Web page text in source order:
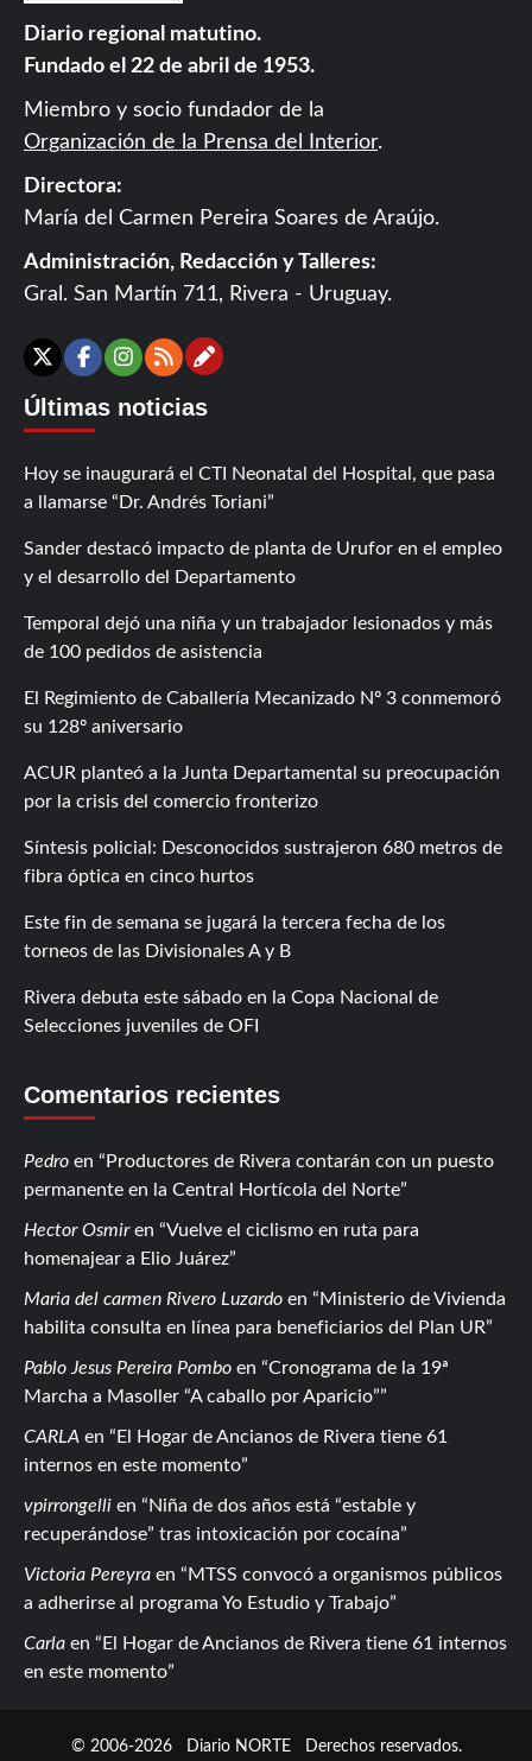
Diario regional matutino.
Fundado el 22 de abril de 1953.
Miembro y socio fundador de la
Organización de la Prensa del Interior.
Directora:
María del Carmen Pereira Soares de Araújo.
Administración, Redacción y Talleres:
Gral. San Martín 711, Rivera - Uruguay.
X Facebook
Instagram
RSSContáctanos
Últimas noticias
Hoy se inaugurará el CTI Neonatal del Hospital, que pasa
a llamarse “Dr. Andrés Toriani”
Sander destacó impacto de planta de Urufor en el empleo
y el desarrollo del Departamento
Temporal dejó una niña y un trabajador lesionados y más
de 100 pedidos de asistencia
El Regimiento de Caballería Mecanizado Nº 3 conmemoró
su 128º aniversario
ACUR planteó a la Junta Departamental su preocupación
por la crisis del comercio fronterizo
Síntesis policial: Desconocidos sustrajeron 680 metros de
fibra óptica en cinco hurtos
Este fin de semana se jugará la tercera fecha de los
torneos de las Divisionales A y B
Rivera debuta este sábado en la Copa Nacional de
Selecciones juveniles de OFI
Comentarios recientes
Pedro en
Productores de Rivera contarán con un puesto
permanente en la Central Hortícola del Norte
Hector Osmiren
Vuelve el ciclismo en ruta para
homenajear a Elio Juárez
Maria del carmen Rivero Luzardo en
Ministerio de Vivienda
habilita consulta en línea para beneficiarios del Plan UR
Pablo Jesus Pereira Pombo en
Cronograma de la 19ª
Marcha a Masoller “A caballo por Aparicio”
CARLA en
El Hogar de Ancianos de Rivera tiene 61
internos en este momento
vpirrongelli en
Niña de dos años está “estable y
recuperándose” tras intoxicación por cocaína
Victoria Pereyra en
MTSS convocó a organismos públicos
a adherirse al programa Yo Estudio y Trabajo
Carla en
El Hogar de Ancianos de Rivera tiene 61 internos
en este momento
© 2006-2026 Diario NORTEDerechos reservados.